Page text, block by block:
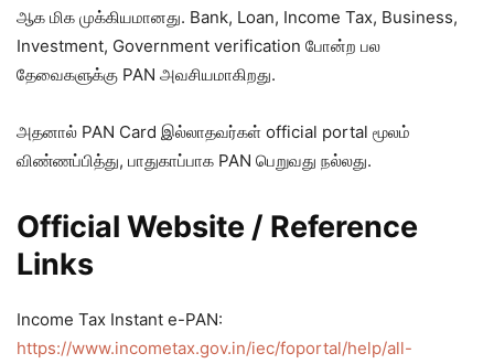
ஆக மிக முக்கியமானது. Bank, Loan, Income Tax, Business,
Investment, Government verification போன்ற பல
தேவைகளுக்கு PAN அவசியமாகிறது.
அதனால் PAN Card இல்லாதவர்கள் official portal மூலம்
விண்ணப்பித்து, பாதுகாப்பாக PAN பெறுவது நல்லது.
Official Website / Reference
Links
Income Tax Instant e-PAN:
https://www.incometax.gov.in/iec/foportal/help/all-